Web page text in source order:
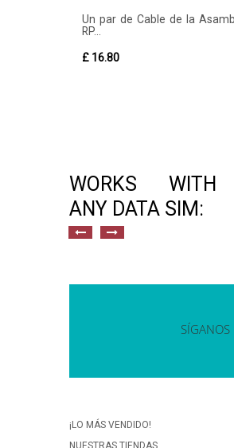
Un par de Cable de la
RP...
£ 16.80
WORKS WITH
ANY DATA SIM:
SÍGANOS
¡LO MÁS VENDIDO!
NUESTRAS TIENDAS